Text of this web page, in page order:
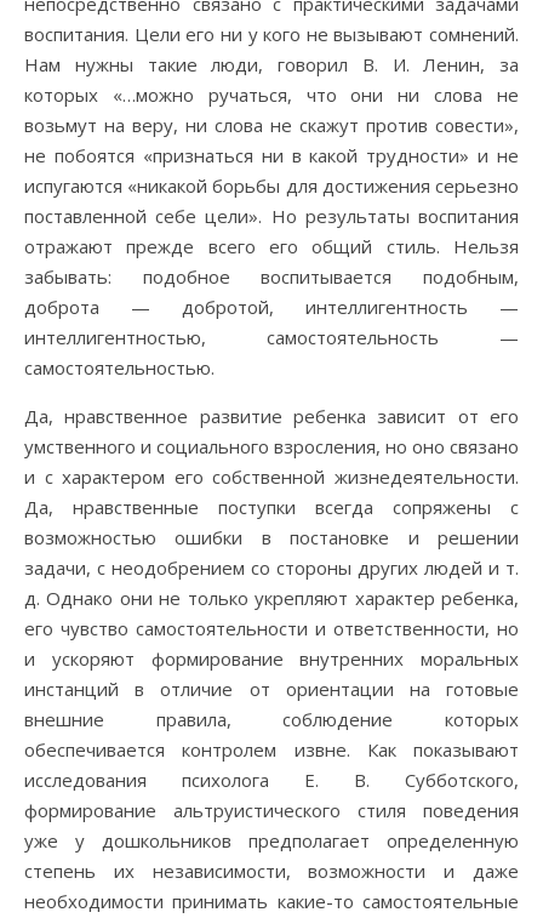
воспитания. Цели его ни у кого не вызывают сомнений.
Нам нужны такие люди, говорил В. И. Ленин, за
которых «…можно ручаться, что они ни слова не
возьмут на веру, ни слова не скажут против совести»,
не побоятся «признаться ни в какой трудности» и не
испугаются «никакой борьбы для достижения серьезно
поставленной себе цели». Но результаты воспитания
отражают прежде всего его общий стиль. Нельзя
забывать: подобное воспитывается подобным,
доброта — добротой, интеллигентность —
интеллигентностью, самостоятельность —
самостоятельностью.
Да, нравственное развитие ребенка зависит от его
умственного и социального взросления, но оно связано
и с характером его собственной жизнедеятельности.
Да, нравственные поступки всегда сопряжены с
возможностью ошибки в постановке и решении
задачи, с неодобрением со стороны других людей и т.
д. Однако они не только укрепляют характер ребенка,
его чувство самостоятельности и ответственности, но
и ускоряют формирование внутренних моральных
инстанций в отличие от ориентации на готовые
внешние правила, соблюдение которых
обеспечивается контролем извне. Как показывают
исследования психолога Е. В. Субботского,
формирование альтруистического стиля поведения
уже у дошкольников предполагает определенную
степень их независимости, возможности и даже
необходимости принимать какие-то самостоятельные